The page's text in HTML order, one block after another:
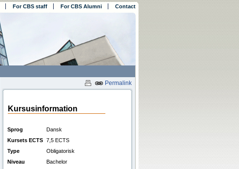
For CBS staff For CBS Alumni Contact
Permalink
Kursusinformation
Sprog
Dansk
Kursets ECTS 7,5 ECTS
Type
Obligatorisk
Niveau
Bachelor